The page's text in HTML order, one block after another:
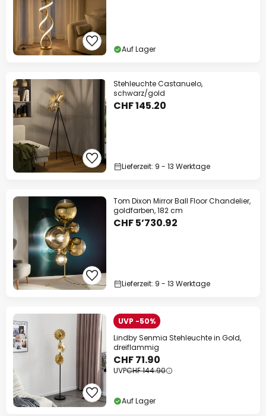
Auf Lager
Stehleuchte Castanuelo,
schwarz/gold
CHF 145.20
Lieferzeit: 9 - 13 Werktage
Tom Dixon Mirror Ball Floor Chandelier,
goldfarben, 182 cm
CHF 5’730.92
Lieferzeit: 9 - 13 Werktage
UVP -50%
Lindby Senmia Stehleuchte in Gold,
dreiflammig
CHF 71.90
UVPCHF 144.90
Auf Lager